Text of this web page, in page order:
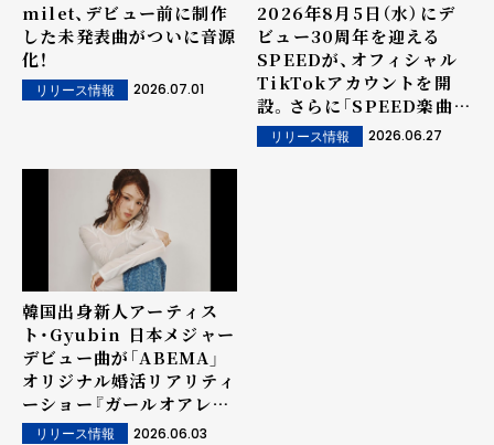
milet、デビュー前に制作
した未発表曲がついに音源
化！
リリース情報 2026.07.01
2026年8月5日（水）にデ
ビュー30周年を迎える
SPEEDが、オフィシャル
TikTokアカウントを開
設。さらに「SPEED楽曲シ
ェアキャンペーン」も同時
スタート！
リリース情報 2026.06.27
韓国出身新人アーティス
ト・Gyubin 日本メジャー
デビュー曲が「ABEMA」
オリジナル婚活リアリティ
ーショー『ガールオアレデ
ィ3』テーマソングに決定！
リリース情報 2026.06.03